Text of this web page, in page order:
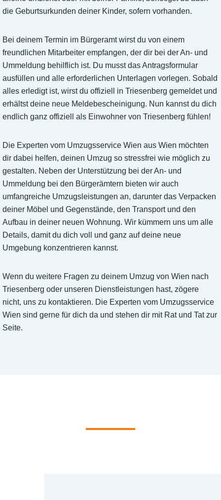
die Geburtsurkunden deiner Kinder, sofern vorhanden.
Bei deinem Termin im Bürgeramt wirst du von einem
freundlichen Mitarbeiter empfangen, der dir bei der An- und
Ummeldung behilflich ist. Du musst das Antragsformular
ausfüllen und alle erforderlichen Unterlagen vorlegen. Sobald
alles erledigt ist, wirst du offiziell in Triesenberg gemeldet und
erhältst deine neue Meldebescheinigung. Nun kannst du dich
endlich ganz offiziell als Einwohner von Triesenberg fühlen!
Die Experten vom Umzugsservice Wien aus Wien möchten
dir dabei helfen, deinen Umzug so stressfrei wie möglich zu
gestalten. Neben der Unterstützung bei der An- und
Ummeldung bei den Bürgerämtern bieten wir auch
umfangreiche Umzugsleistungen an, darunter das Verpacken
deiner Möbel und Gegenstände, den Transport und den
Aufbau in deiner neuen Wohnung. Wir kümmern uns um alle
Details, damit du dich voll und ganz auf deine neue
Umgebung konzentrieren kannst.
Wenn du weitere Fragen zu deinem Umzug von Wien nach
Triesenberg oder unseren Dienstleistungen hast, zögere
nicht, uns zu kontaktieren. Die Experten vom Umzugsservice
Wien sind gerne für dich da und stehen dir mit Rat und Tat zur
Seite.